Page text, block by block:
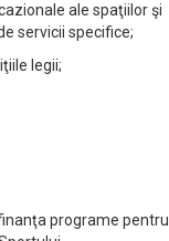
ale spaţiilor şi
servicii specifice;
legii;
programe pentru